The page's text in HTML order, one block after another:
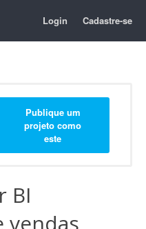
Login Cadastre-se
Publique um
projeto como
este
BI
vendas